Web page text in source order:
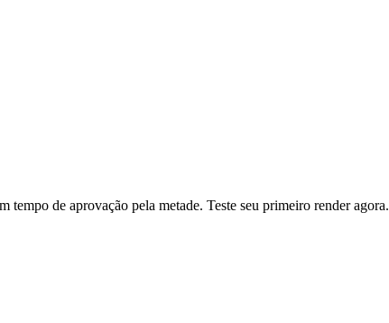
de aprovação pela metade. Teste seu primeiro render agora.